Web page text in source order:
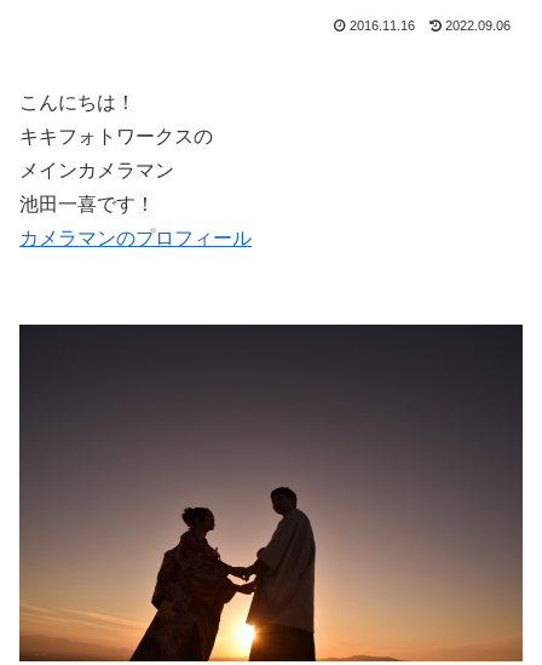
2016.11.16 2022.09.06
こんにちは！
キキフォトワークスの
メインカメラマン
池田一喜です！
カメラマンのプロフィール